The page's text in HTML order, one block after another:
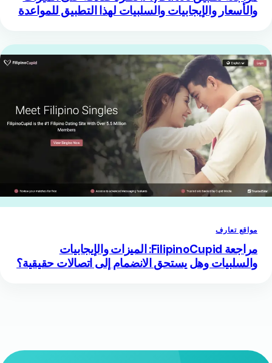
والأسعار والإيجابيات والسلبيات لهذا التطبيق للمواعدة
مواقع تعارف
مراجعة FilipinoCupid: الميزات والإيجابيات
والسلبيات وهل يستحق الانضمام إلى اتصالات حقيقية؟